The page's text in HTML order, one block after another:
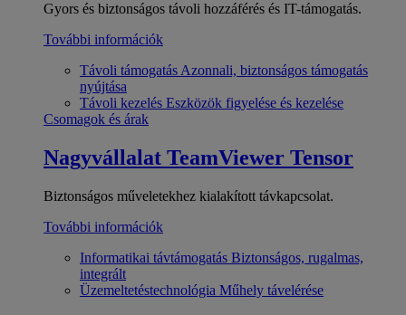
Gyors és biztonságos távoli hozzáférés és IT-támogatás.
További információk
Távoli támogatás Azonnali, biztonságos támogatás
nyújtása
Távoli kezelés Eszközök figyelése és kezelése
Csomagok és árak
Nagyvállalat TeamViewer Tensor
Biztonságos műveletekhez kialakított távkapcsolat.
További információk
Informatikai távtámogatás Biztonságos, rugalmas,
integrált
Üzemeltetéstechnológia Műhely távelérése